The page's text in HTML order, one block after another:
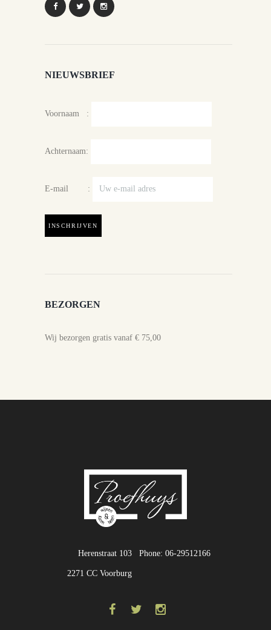
NIEUWSBRIEF
Voornaam :
Achternaam:
E-mail :
BEZORGEN
Wij bezorgen gratis vanaf € 75,00
Phone: 06-29512166
Herenstraat 103
2271 CC Voorburg